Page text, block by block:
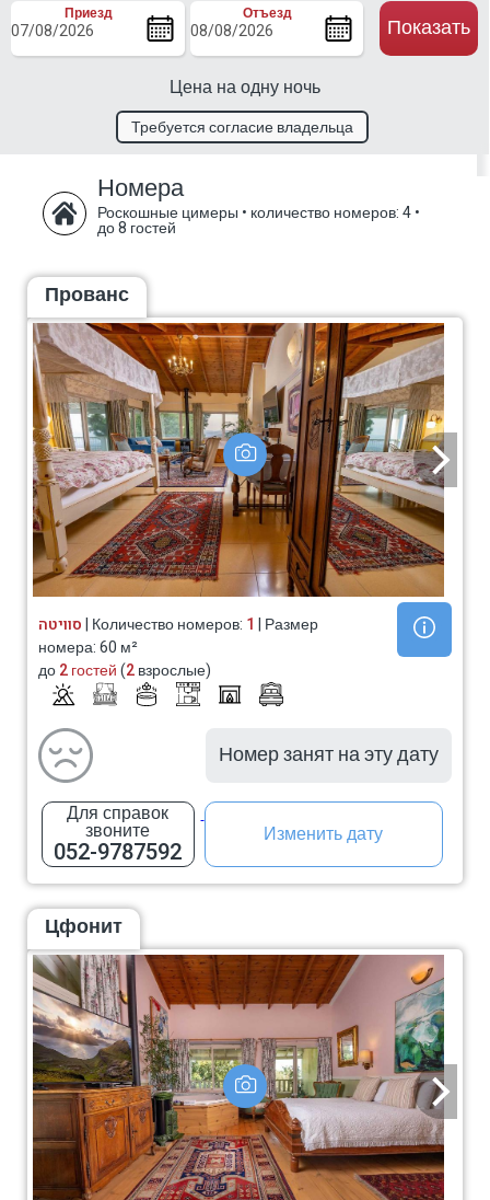
Приезд Отъезд
Цена на одну ночь
Показать
Требуется согласие владельца
Номера
Роскошные цимеры • количество номеров: 4•
до 8 гостей
Прованс
סוויטה| Количество номеров: 1 | Размер
номера: 60 м²
до2 гостей(2взрослые)
Номер занят на эту дату
Для справок
звоните
052-9787592
Изменить дату
Цфонит